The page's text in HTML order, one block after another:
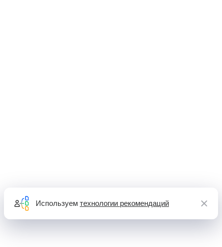
Используем технологии рекомендаций